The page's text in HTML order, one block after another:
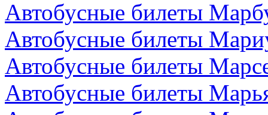
Автобусные билеты
Автобусные билеты
Автобусные билеты
Автобусные билеты